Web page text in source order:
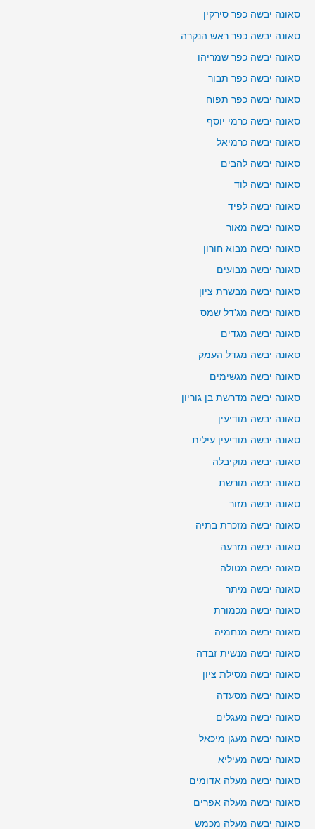
סאונה יבשה כפר סירקין
סאונה יבשה כפר ראש הנקרה
סאונה יבשה כפר שמריהו
סאונה יבשה כפר תבור
סאונה יבשה כפר תפוח
סאונה יבשה כרמי יוסף
סאונה יבשה כרמיאל
סאונה יבשה להבים
סאונה יבשה לוד
סאונה יבשה לפיד
סאונה יבשה מאור
סאונה יבשה מבוא חורון
סאונה יבשה מבועים
סאונה יבשה מבשרת ציון
סאונה יבשה מג'דל שמס
סאונה יבשה מגדים
סאונה יבשה מגדל העמק
סאונה יבשה מגשימים
סאונה יבשה מדרשת בן גוריון
סאונה יבשה מודיעין
סאונה יבשה מודיעין עילית
סאונה יבשה מוקיבלה
סאונה יבשה מורשת
סאונה יבשה מזור
סאונה יבשה מזכרת בתיה
סאונה יבשה מזרעה
סאונה יבשה מטולה
סאונה יבשה מיתר
סאונה יבשה מכמורת
סאונה יבשה מנחמיה
סאונה יבשה מנשית זבדה
סאונה יבשה מסילת ציון
סאונה יבשה מסעדה
סאונה יבשה מעגלים
סאונה יבשה מעגן מיכאל
סאונה יבשה מעיליא
סאונה יבשה מעלה אדומים
סאונה יבשה מעלה אפרים
סאונה יבשה מעלה מכמש